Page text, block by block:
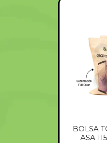
BOLSA
ASA